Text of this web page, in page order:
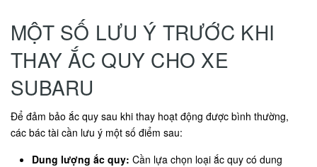
MỘT SỐ LƯU Ý TRƯỚC KHI
THAY ẮC QUY CHO XE
SUBARU
Để đảm bảo ắc quy sau khi thay hoạt động được bình thường,
các bác tài cần lưu ý một số điểm sau:
Dung lượng ắc quy: Cần lựa chọn loại ắc quy có dung